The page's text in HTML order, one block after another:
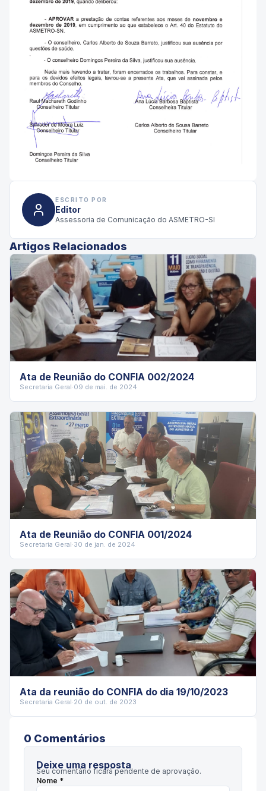
ESCRITO POR
Editor
Assessoria de Comunicação do ASMETRO-SI
Artigos Relacionados
Ata de Reunião do CONFIA 002/2024
Secretaria Geral·09 de mai. de 2024
Ata de Reunião do CONFIA 001/2024
Secretaria Geral·30 de jan. de 2024
Ata da reunião do CONFIA do dia 19/10/2023
Secretaria Geral·20 de out. de 2023
0 Comentários
Deixe uma resposta
Seu comentário ficará pendente de aprovação.
Nome *